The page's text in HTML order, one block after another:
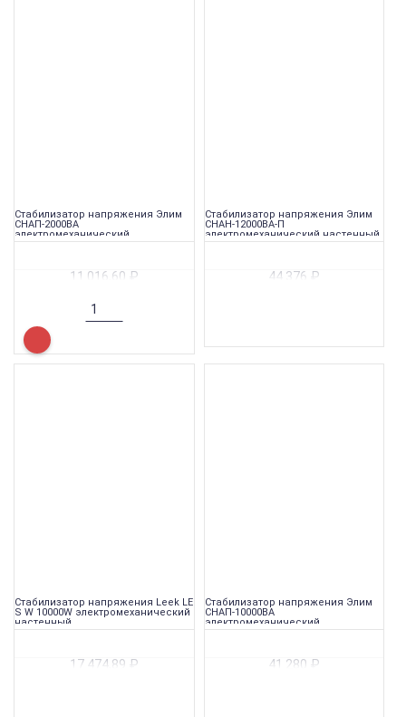
Стабилизатор напряжения Элим
СНАП-2000ВА
электромеханический
переносной
11 016,60 ₽
Стабилизатор напряжения Элим
СНАН-12000ВА-П
электромеханический настенный
44 376 ₽
Стабилизатор напряжения Leek LE
S W 10000W электромеханический
настенный
17 474,89 ₽
Стабилизатор напряжения Элим
СНАП-10000ВА
электромеханический
переносной
41 280 ₽